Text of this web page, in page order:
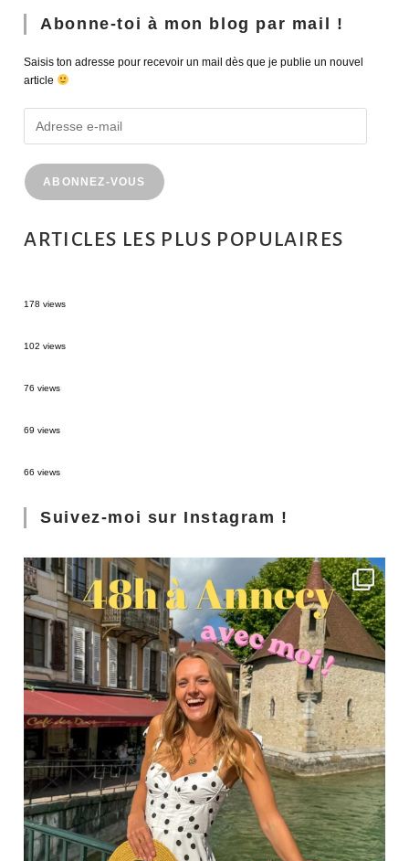
Abonne-toi à mon blog par mail !
Saisis ton adresse pour recevoir un mail dès que je publie un nouvel
article
ABONNEZ-VOUS
ARTICLES LES PLUS POPULAIRES
178 views
102 views
76 views
69 views
66 views
Suivez-moi sur Instagram !